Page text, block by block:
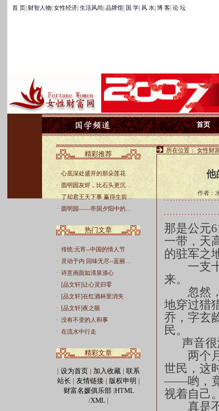
首 页 财智人物 女性经济 生活风尚 品牌馆 国 学 风 水 博 客 论 坛
首页
精彩推荐
· 心底深处盛开的那朵莲花
·
圆明园灰烬，比石头更沉…
· 了却君王天下事 赢得生前…
·
圆明园——帝国夕阳中的…
热门文章
· 传统:元宵--中国的情人节
· 灵动于内 回味无尽--蓝丽…
· 诗意画面如清泉涤心
·
[品文轩]让心灵归零
·
[品文轩]在红酒杯里消失
·
[品文轩]夜之眼
· 没有不变的人和事
· 在流水中行走
精彩文章
所在位置： 女性财
他
作者：
那是公元
一带，天
的驻军之
一支十
来。
忽然，
地穿过猎
乔，字玄
民。
声音很
两个月
世民，这
——哟，竟
视着自己
真是不
设为首页 加入收藏
联系
站长
友情链接 版权申明
财富名媛俱乐部 HTML
/XML